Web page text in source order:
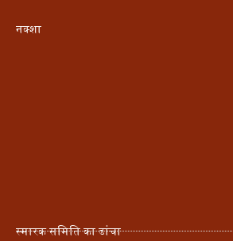
नक्शा
स्मारक समिति का ढांचा